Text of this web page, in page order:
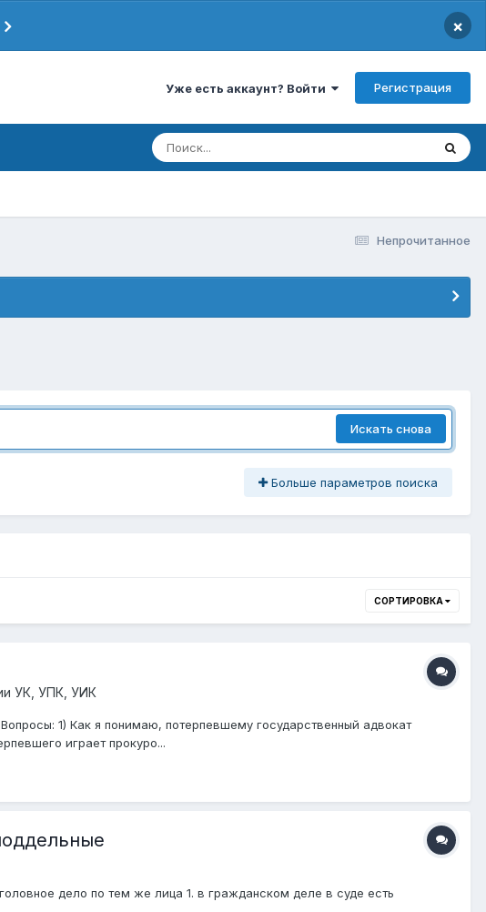
×
Уже есть аккаунт? Войти Регистрация
Непрочитанное
Искать снова
Больше параметров поиска
СОРТИРОВКА
УК, УПК, УИК
1) Как я понимаю, потерпевшему государственный адвокат
играет прокуро...
дело по тем же лица 1. в гражданском деле в суде есть